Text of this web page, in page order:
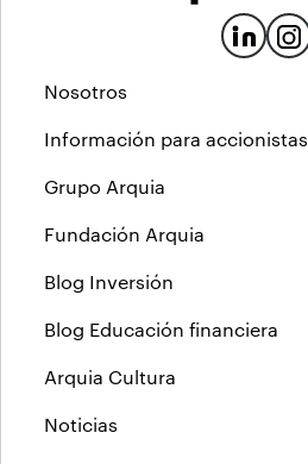
Nosotros
Información para accionistas
Grupo Arquia
Fundación Arquia
Blog Inversión
Blog Educación financiera
Arquia Cultura
Noticias